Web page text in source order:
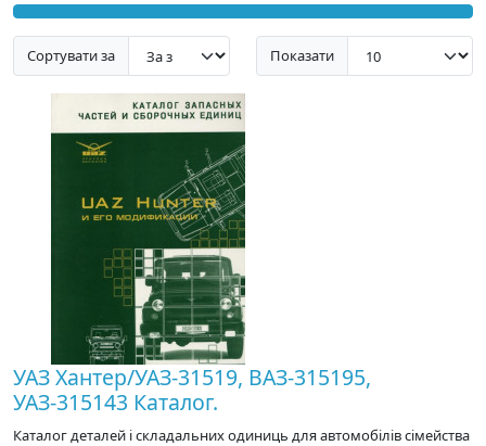
Сортувати за Показати
УАЗ Хантер/УАЗ-31519, ВАЗ-315195,
УАЗ-315143 Каталог.
Каталог деталей і складальних одиниць для автомобілів сімейства